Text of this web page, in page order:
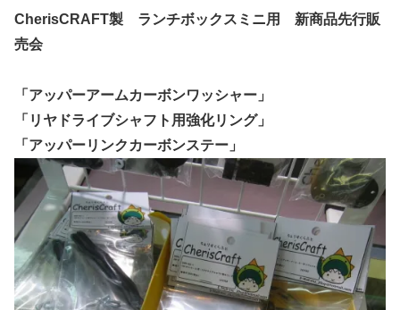
CherisCRAFT製 ランチボックスミニ用 新商品先行販
売会
「アッパーアームカーボンワッシャー」
「リヤドライブシャフト用強化リング」
「アッパーリンクカーボンステー」